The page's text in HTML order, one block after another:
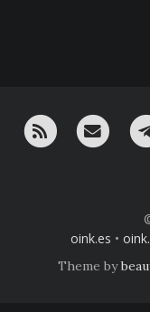
RSS
oink.es •
Theme by